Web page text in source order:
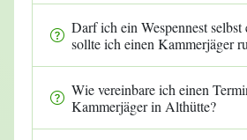
Darf ich ein Wespennest selbst
sollte ich einen Kammerjäger
Wie vereinbare ich einen
Kammerjäger in Althütte?